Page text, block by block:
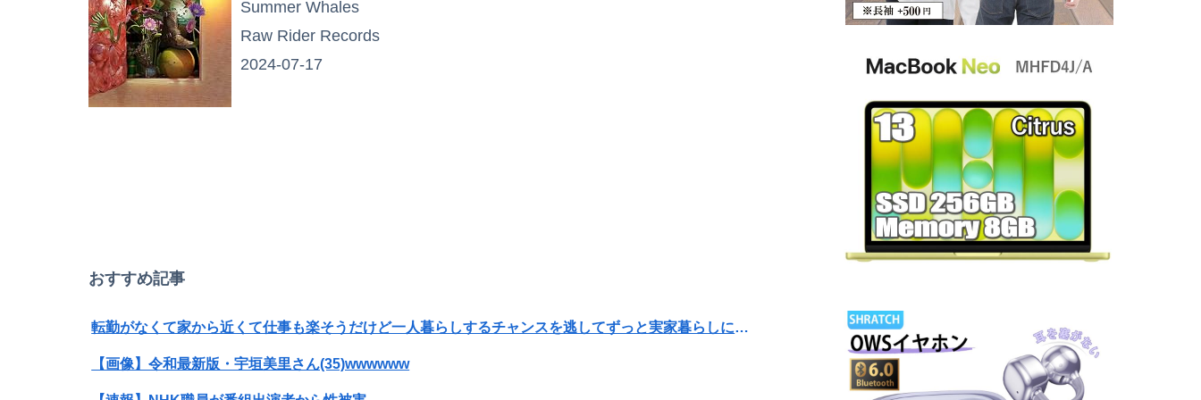
Summer Whales
Raw Rider Records
2024-07-17
おすすめ記事
転勤がなくて家から近くて仕事も楽そうだけど一人暮らしするチャンスを逃してずっと実家暮らしになりそう
【画像】令和最新版・宇垣美里さん(35)wwwwww